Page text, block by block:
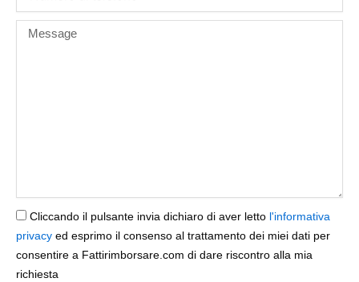
Message
Cliccando il pulsante invia dichiaro di aver letto l'informativa
privacy ed esprimo il consenso al trattamento dei miei dati per
consentire a Fattirimborsare.com di dare riscontro alla mia
richiesta